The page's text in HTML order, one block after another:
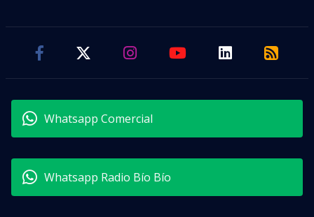
Whatsapp Comercial
Whatsapp Radio Bío Bío